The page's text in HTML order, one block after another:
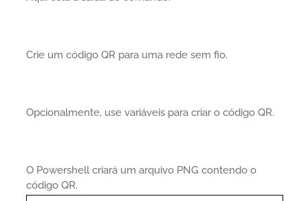
Crie um código QR para uma rede sem fio.
Opcionalmente, use variáveis para criar o código QR.
O Powershell criará um arquivo PNG contendo o
código QR.